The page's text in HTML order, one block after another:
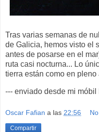
Tras varias semanas de
de Galicia, hemos visto el
antes de posarse en el
ruta casi nocturna... Lo
tierra están como en pleno
--- enviado desde mi móbil
Oscar Fafian a las 22:56
Compartir